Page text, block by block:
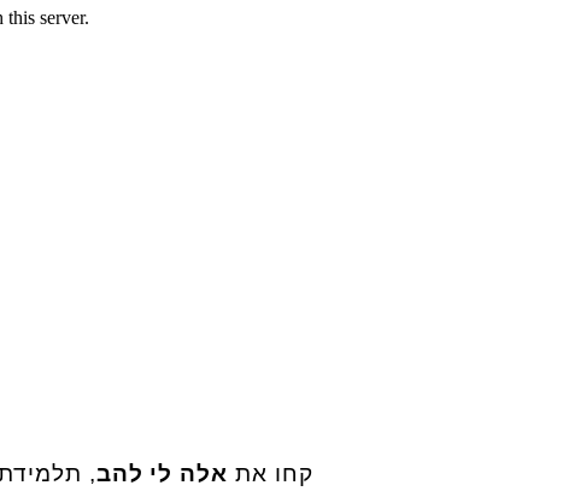
קחו את אלה לי להב,